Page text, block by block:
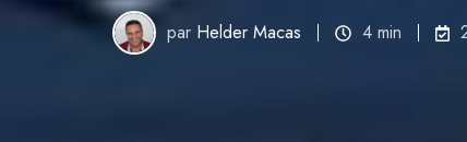
par Helder Macas 4 min